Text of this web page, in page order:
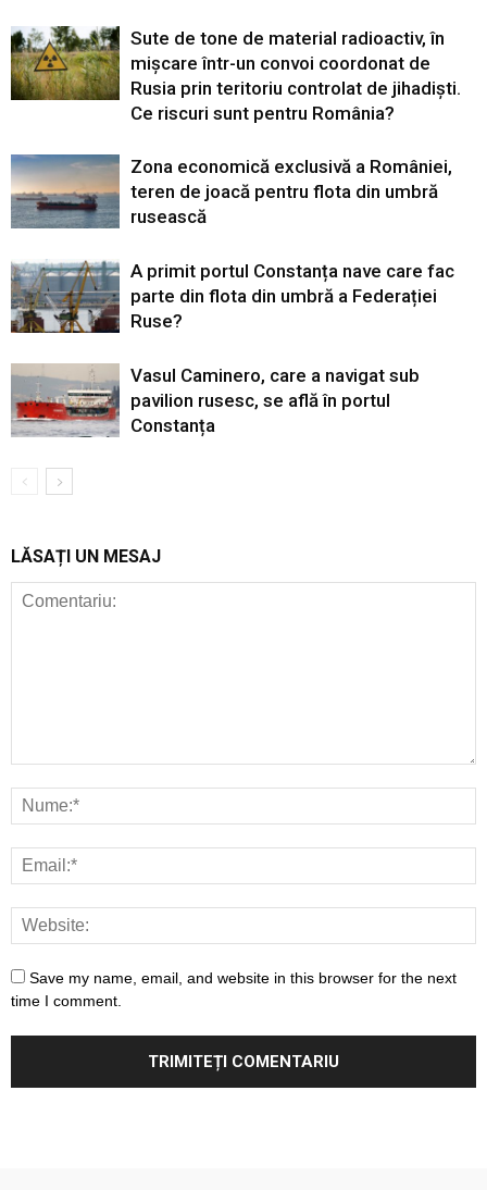
Sute de tone de material radioactiv, în
mișcare într-un convoi coordonat de
Rusia prin teritoriu controlat de jihadiști.
Ce riscuri sunt pentru România?
Zona economică exclusivă a României,
teren de joacă pentru flota din umbră
rusească
A primit portul Constanța nave care fac
parte din flota din umbră a Federației
Ruse?
Vasul Caminero, care a navigat sub
pavilion rusesc, se află în portul
Constanța
LĂSAȚI UN MESAJ
Save my name, email, and website in this browser for the next
time I comment.